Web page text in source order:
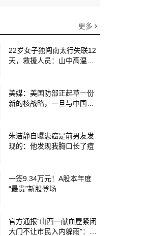
更多
22岁女子独闯南太行失联12
天，救援人员：山中高温、
美媒：美国防部正起草一份
新的核战略，一旦与中国或
家：赤裸裸的“核讹诈”
朱洁静自曝患癌是前男友发
现的：他发现我胸口长了痘
一签9.34万元！A股本年度
“最贵”新股登场
官方通报“山西一献血屋紧闭
大门不让市民入内躲雨”：工